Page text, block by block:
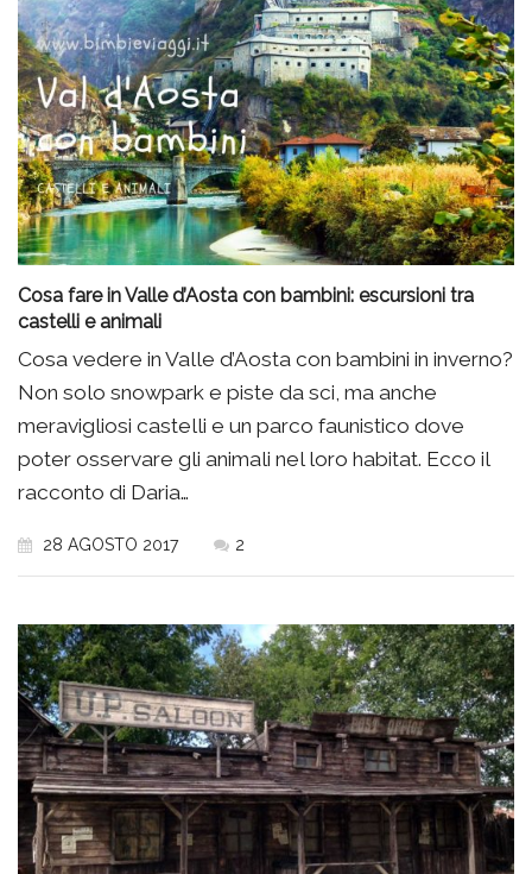
Cosa fare in Valle d’Aosta con bambini: escursioni tra
castelli e animali
Cosa vedere in Valle d’Aosta con bambini in inverno?
Non solo snowpark e piste da sci, ma anche
meravigliosi castelli e un parco faunistico dove
poter osservare gli animali nel loro habitat. Ecco il
racconto di Daria…
28 AGOSTO 2017 2